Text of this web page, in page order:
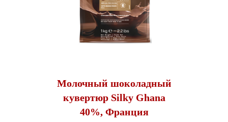
Молочный шоколадный
кувертюр Silky Ghana
40%, Франция